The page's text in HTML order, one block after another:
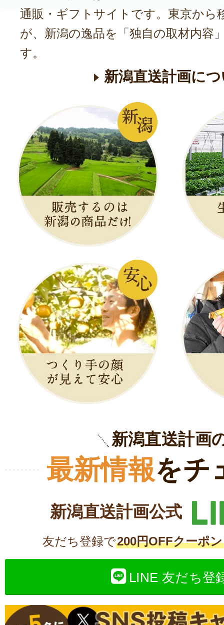
通販・ギフトサイトです。東京から
が、新潟の逸品を「独自の取材内容
す。
新潟直送計画に
新潟直送計画
最新情報をチ
新潟直送計画公式
友だち登録で200円OFFクーポン
LINE 友だち登